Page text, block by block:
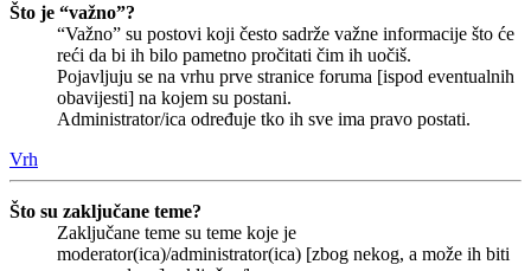
Što je “važno”?
“Važno” su postovi koji često sadrže važne informacije što će
reći da bi ih bilo pametno pročitati čim ih uočiš.
Pojavljuju se na vrhu prve stranice foruma [ispod eventualnih
obavijesti] na kojem su postani.
Administrator/ica određuje tko ih sve ima pravo postati.
Vrh
Što su zaključane teme?
Zaključane teme su teme koje je
moderator(ica)/administrator(ica) [zbog nekog, a može ih biti